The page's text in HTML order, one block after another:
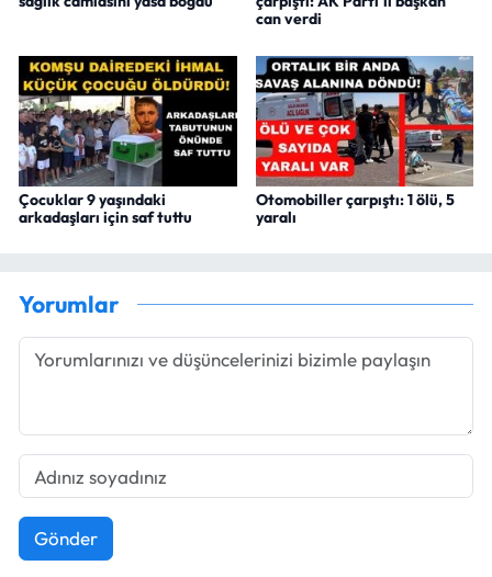
can verdi
Çocuklar 9 yaşındaki
arkadaşları için saf tuttu
Otomobiller çarpıştı: 1 ölü, 5
yaralı
Yorumlar
Gönder